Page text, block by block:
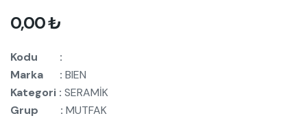
0,00₺
Kodu :
Marka : BIEN
Kategori : SERAMİK
Grup : MUTFAK